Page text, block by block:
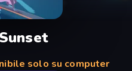
solo su computer